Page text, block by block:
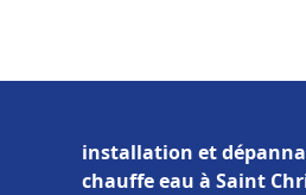
installation et
chauffe eau à Saint